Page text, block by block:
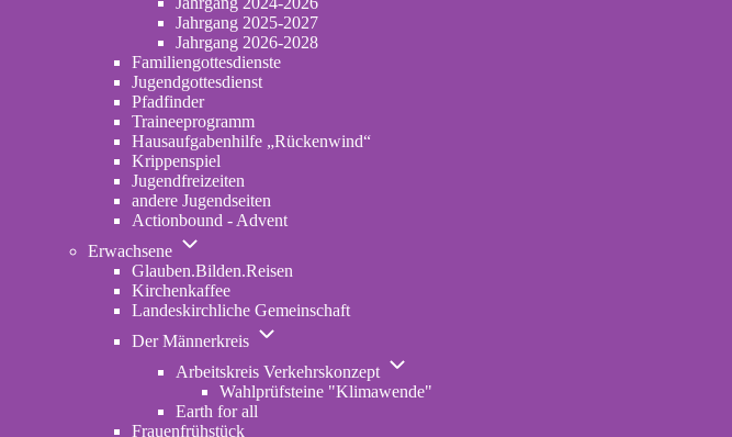
Jahrgang 2025-2027
Jahrgang 2026-2028
Familiengottesdienste
Jugendgottesdienst
Pfadfinder(opens
in
new
tab)
Traineeprogramm
Hausaufgabenhilfe „Rückenwind“
Krippenspiel
Jugendfreizeiten
andere Jugendseiten
Actionbound - Advent
Erwachsene
Unternavigation
Erwachsene
Glauben.Bilden.Reisen
new
Kirchenkaffee
Landeskirchliche Gemeinschaft
Der Männerkreis
Unternavigation
Der
Männerkreis
Arbeitskreis Verkehrskonzept
Unternavigation
Arbeitskreis
Wahlprüfsteine "Klimawende"
Earth for all
Frauenfrühstück